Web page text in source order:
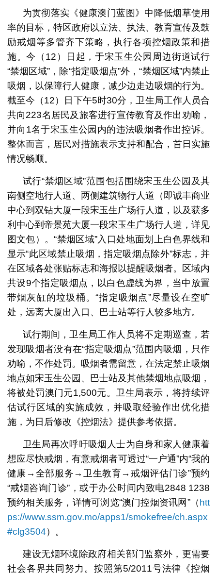
为贯彻落实《健康澳门蓝图》中降低烟草使用
率的目标，特区政府以立法、执法、教育宣传及鼓
励戒烟等多管齐下策略，执行各项控烟政策和措
施。今（12）日起，于宋玉生公园周边街道试行
“禁烟区域”，除“指定吸烟点”外，“禁烟区域”内禁止
吸烟，以保障行人健康，减少边走边吸烟的行为。
截至今（12）日下午5时30分，卫生局工作人员合
共向223名居民及旅客进行宣传教育及作出劝喻，
并向1名于宋玉生公园内的违法吸烟者作出控诉。
整体而言，居民对措施表示支持和配合，首日实施
情况畅顺。
试行“禁烟区域”范围包括围绕宋玉生公园及其
南侧空地行人道、两侧建筑物行人道（即诚丰商业
中心到双钻大厦一段宋玉生广场行人道，以及获多
利中心到帝景苑大厦一段宋玉生广场行人道，详见
图文包）。“禁烟区域”入口处地面划上白色界线和
显示“此区域禁止吸烟，指定吸烟点除外”标志，并
在区域各处张贴标志和海报以提醒吸烟者。区域内
共设9个指定吸烟点，以白色虚线为界，当中放置
带烟灰缸的垃圾桶。“指定吸烟点”尽量设在空旷
处，远离大厦出入口、巴士站等行人较多地方。
试行期间，卫生局工作人员将不定期巡查，若
发现吸烟者没有在“指定吸烟点”范围内吸烟，只作
劝喻，不作处罚。吸烟者需留意，在法定禁止吸烟
地点如宋玉生公园、巴士站及其他禁烟地点吸烟，
将被处罚澳门元1,500元。卫生局表示，将持续评
估试行区域的实施成效，并吸取经验作出优化措
施，为日后修改《控烟法》提供参考依据。
卫生局再次呼吁吸烟人士为自身和家人健康着
想应尽快戒烟，有意戒烟者可透过“一户通”内“我的
健康→全部服务→卫生教育→戒烟评估门诊”预约
“戒烟咨询门诊”，或于办公时间内致电2848 1238
预约相关服务，详情可浏览“澳门控烟资讯网”（htt
ps://www.ssm.gov.mo/apps1/smokefree/ch.aspx
#clg3504）。
建设无烟环境除政府相关部门监察外，更需要
社会各界共同努力。按照第5/2011号法律《控烟